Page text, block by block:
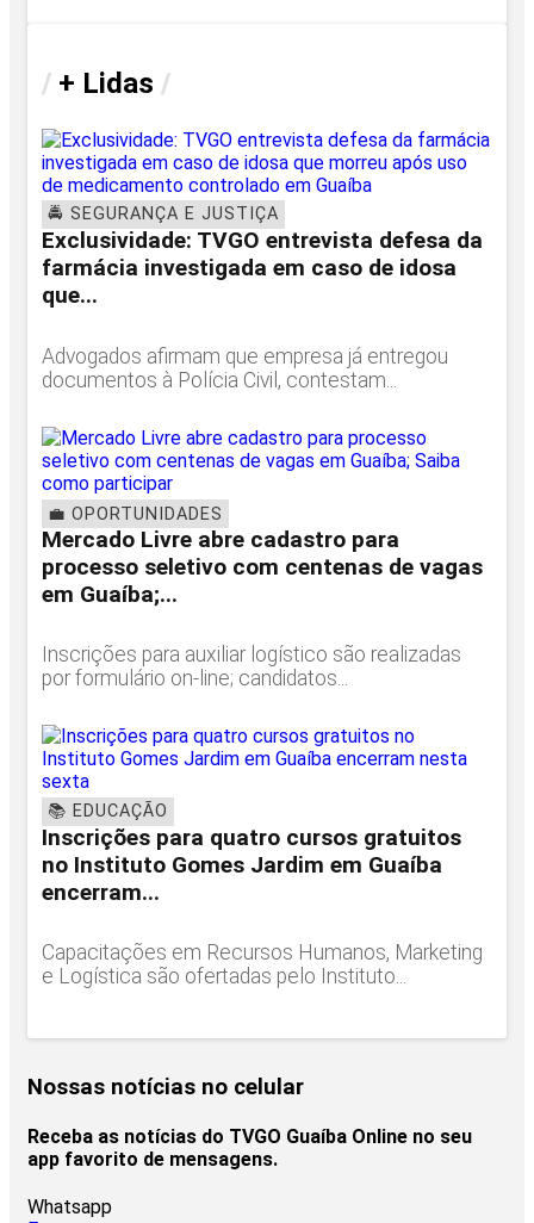
/ + Lidas /
🚔 SEGURANÇA E JUSTIÇA
Exclusividade: TVGO entrevista defesa da
farmácia investigada em caso de idosa
que...
Advogados afirmam que empresa já entregou
documentos à Polícia Civil, contestam...
💼 OPORTUNIDADES
Mercado Livre abre cadastro para
processo seletivo com centenas de vagas
em Guaíba;...
Inscrições para auxiliar logístico são realizadas
por formulário on-line; candidatos...
📚 EDUCAÇÃO
Inscrições para quatro cursos gratuitos
no Instituto Gomes Jardim em Guaíba
encerram...
Capacitações em Recursos Humanos, Marketing
e Logística são ofertadas pelo Instituto...
Nossas notícias no celular
Receba as notícias do TVGO Guaíba Online no seu
app favorito de mensagens.
Whatsapp